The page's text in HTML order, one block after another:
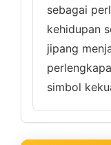
sebagai
kehidupan
jipang
simbol